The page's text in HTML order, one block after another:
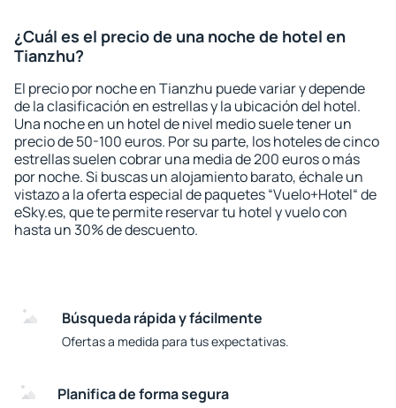
¿Cuál es el precio de una noche de hotel en
Tianzhu?
El precio por noche en Tianzhu puede variar y depende
de la clasificación en estrellas y la ubicación del hotel.
Una noche en un hotel de nivel medio suele tener un
precio de 50-100 euros. Por su parte, los hoteles de cinco
estrellas suelen cobrar una media de 200 euros o más
por noche. Si buscas un alojamiento barato, échale un
vistazo a la oferta especial de paquetes “Vuelo+Hotel“ de
eSky.es, que te permite reservar tu hotel y vuelo con
hasta un 30% de descuento.
Búsqueda rápida y fácilmente
Ofertas a medida para tus expectativas.
Planifica de forma segura